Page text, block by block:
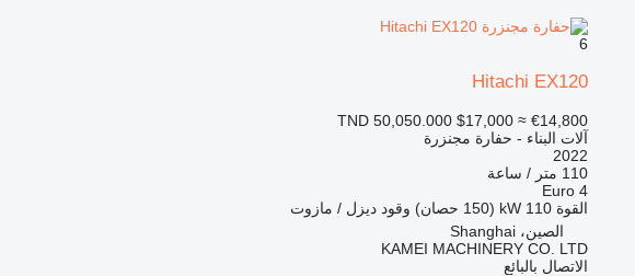
6
Hitachi EX120
TND 50,050.000 $17,000 ≈ €14,800
آلات البناء - حفارة مجنزرة
2022
110 متر / ساعة
Euro 4
القوة 110 kW (150 حصان) وقود ديزل / مازوت
الصين، Shanghai
KAMEI MACHINERY CO. LTD
الاتصال بالبائع